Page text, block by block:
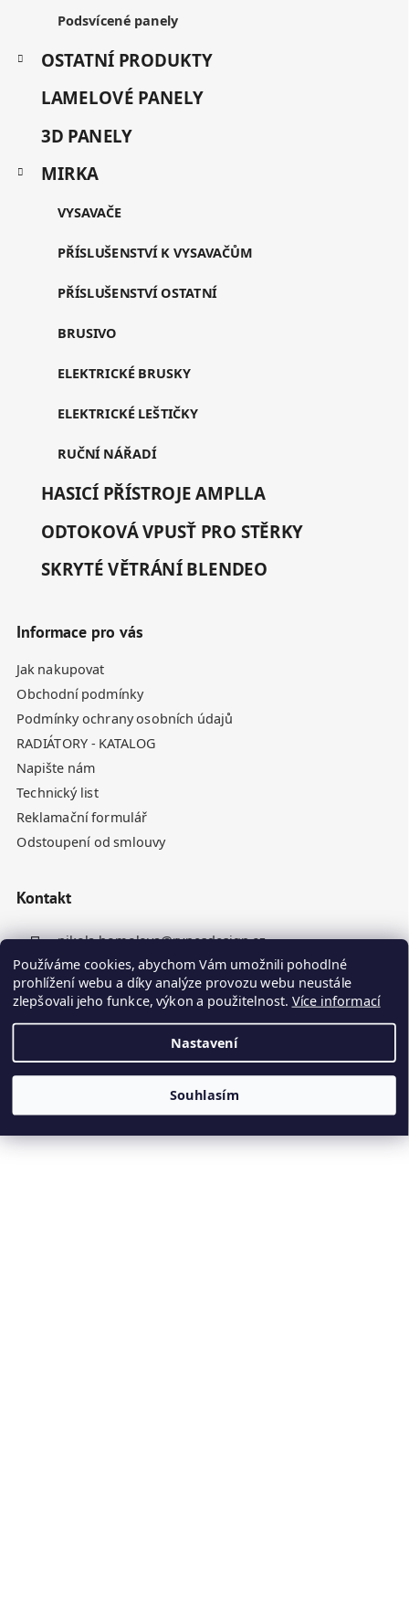
Používáme cookies, abychom Vám umožnili pohodlné
prohlížení webu a díky analýze provozu webu neustále
zlepšovali jeho funkce, výkon a použitelnost. Více informací
Nastavení
Souhlasím
Podsvícené panely
OSTATNÍ PRODUKTY
LAMELOVÉ PANELY
3D PANELY
MIRKA
VYSAVAČE
PŘÍSLUŠENSTVÍ K VYSAVAČŮM
PŘÍSLUŠENSTVÍ OSTATNÍ
BRUSIVO
ELEKTRICKÉ BRUSKY
ELEKTRICKÉ LEŠTIČKY
RUČNÍ NÁŘADÍ
HASICÍ PŘÍSTROJE AMPLLA
ODTOKOVÁ VPUSŤ PRO STĚRKY
SKRYTÉ VĚTRÁNÍ BLENDEO
Informace pro vás
Jak nakupovat
Obchodní podmínky
Podmínky ochrany osobních údajů
RADIÁTORY - KATALOG
Napište nám
Technický list
Reklamační formulář
Odstoupení od smlouvy
Kontakt
nikola.homolova@rynesdesign.cz
+420 770 676 110
Vytvořil Shoptet
Copyright 2026Ryneš Design. Všechna práva vyhrazena.